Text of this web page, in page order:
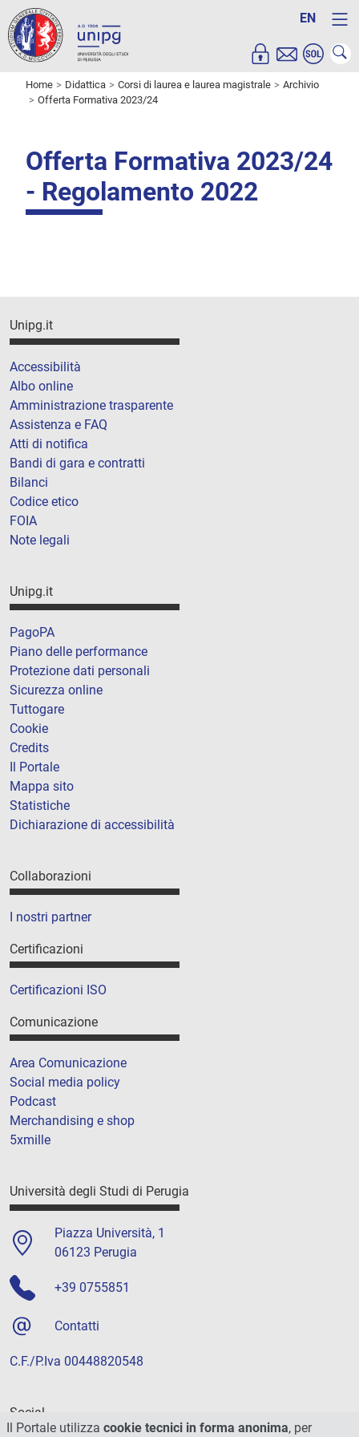
EN
Home Didattica Corsi di laurea e laurea magistrale
Archivio
Offerta Formativa 2023/24
Offerta Formativa 2023/24
- Regolamento 2022
Unipg.it
Accessibilità
Albo online
Amministrazione trasparente
Assistenza e FAQ
Atti di notifica
Bandi di gara e contratti
Bilanci
Codice etico
FOIA
Note legali
Unipg.it
PagoPA
Piano delle performance
Protezione dati personali
Sicurezza online
Tuttogare
Cookie
Credits
Il Portale
Mappa sito
Statistiche
Dichiarazione di accessibilità
Collaborazioni
I nostri partner
Certificazioni
Certificazioni ISO
Comunicazione
Area Comunicazione
Social media policy
Podcast
Merchandising e shop
5xmille
Università degli Studi di Perugia
Piazza Università, 1
06123 Perugia
+39 0755851
Contatti
C.F./P.Iva 00448820548
Social
Il Portale utilizza cookie tecnici in forma anonima, per